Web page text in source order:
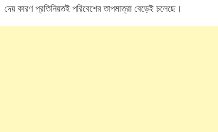
দেয় কারণ প্রতিনিয়তই পরিবেশের তাপমাত্রা বেড়েই চলেছে।